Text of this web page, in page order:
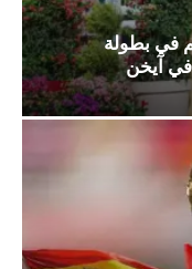
في بطولة
في آيخن